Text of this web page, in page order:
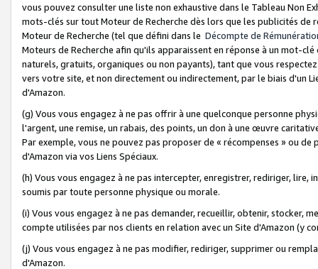
vous pouvez consulter une liste non exhaustive dans le Tableau Non
mots-clés sur tout Moteur de Recherche dès lors que les publicités de
Moteur de Recherche (tel que défini dans le Décompte de
Moteurs de Recherche afin qu'ils apparaissent en réponse à un mot-
naturels, gratuits, organiques ou non payants), tant que vous
vers votre site, et non directement ou indirectement, par le biais d'un
d'Amazon.
(g) Vous vous engagez à ne pas offrir à une quelconque personne
l'argent, une remise, un rabais, des points, un don à une œuvre
Par exemple, vous ne pouvez pas proposer de « récompenses » ou
d'Amazon via vos Liens Spéciaux.
(h) Vous vous engagez à ne pas intercepter, enregistrer, rediriger,
soumis par toute personne physique ou morale.
(i) Vous vous engagez à ne pas demander, recueillir, obtenir, stocker,
compte utilisées par nos clients en relation avec un Site d'Amazon (y
(j) Vous vous engagez à ne pas modifier, rediriger, supprimer ou
d'Amazon.